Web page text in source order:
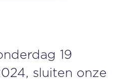
19
sluiten onze